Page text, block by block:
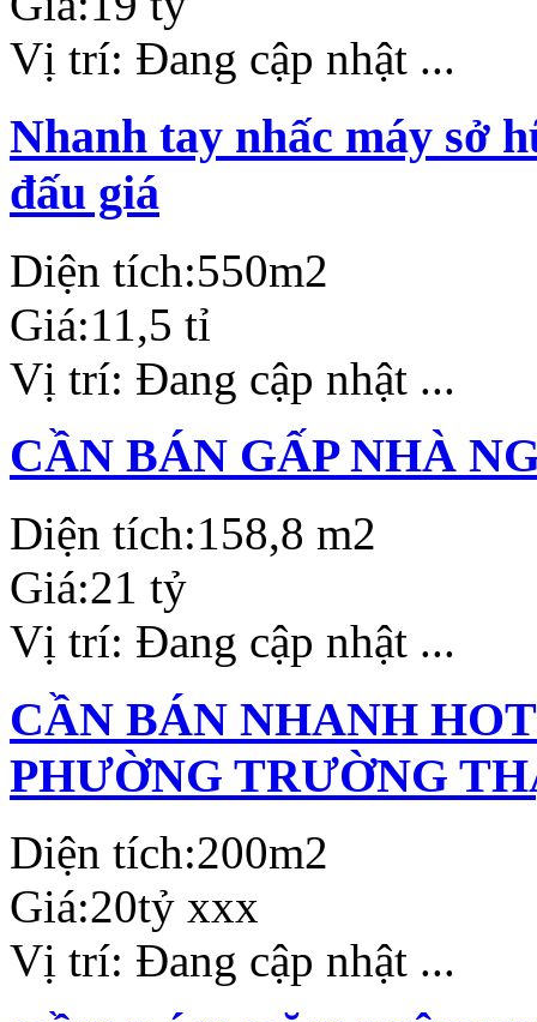
Vị trí: Đang cập nhật ...
Nhanh tay nhấc máy sở
đấu giá
Diện tích:550m2
Giá:11,5 tỉ
Vị trí: Đang cập nhật ...
CẦN BÁN GẤP NHÀ
Diện tích:158,8 m2
Giá:21 tỷ
Vị trí: Đang cập nhật ...
CẦN BÁN NHANH
PHƯỜNG TRƯỜNG
Diện tích:200m2
Giá:20tỷ xxx
Vị trí: Đang cập nhật ...